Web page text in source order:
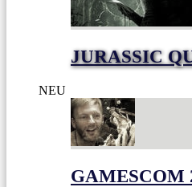
JURASSIC
NEU
GAMESCOM